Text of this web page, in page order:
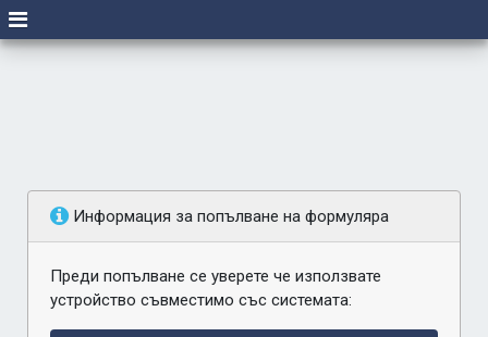
Информация за попълване на формуляра
Преди попълване се уверете че използвате
устройство съвместимо със системата: